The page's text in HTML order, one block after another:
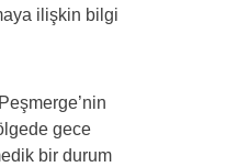
ilişkin bilgi
gece
bir durum